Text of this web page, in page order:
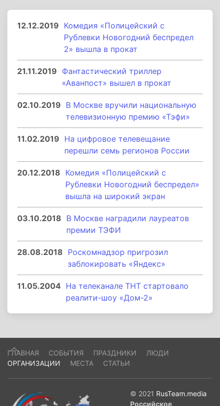
12.12.2019 Комедия «Полицейский с
Рублевки Новогодний беспредел
2» вышла в прокат
21.11.2019 Фантастический триллер
«Аванпост» вышел в прокат
02.10.2019 В Москве вручили национальную
телевизионную премию «Тэфи»
11.02.2019 На цифровое телевещание
перешли семь регионов России
20.12.2018 Комедия «Полицейский с
Рублевки Новогодний беспредел»
вышла на широкий экран
03.10.2018 В Москве наградили лауреатов
премии ТЭФИ
28.08.2018 Роскомнадзор пригрозил
заблокировать «Яндекс»
11.05.2004 На телеканале ТНТ стартовало
реалити-шоу «Дом-2»
ГЛАВНАЯ СОБЫТИЯ ПРАЗДНИКИ
ЛЮДИ
ОРГАНИЗАЦИИ
МЕСТА СТАТЬИ
© 2021 RusTeam.media
Российское